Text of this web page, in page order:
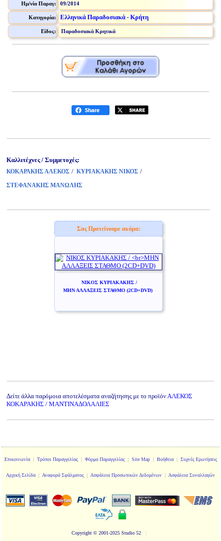
Ημ/νία Παραγ: 09/2014
Κατηγορία: Ελληνικά Παραδοσιακά - Κρήτη
Είδος: Παραδοσιακά Κρητικά
Καλλιτέχνες / Συμμετοχές:
ΚΟΚΑΡΑΚΗΣ ΑΛΕΚΟΣ / ΚΥΡΙΑΚΑΚΗΣ ΝΙΚΟΣ /
ΣΤΕΦΑΝΑΚΗΣ ΜΑΝΩΛΗΣ
Σας Προτείνουμε ακόμα:
ΝΙΚΟΣ ΚΥΡΙΑΚΑΚΗΣ /
ΜΗΝ ΑΛΛΑΞΕΙΣ ΣΤΑΘΜΟ (2CD+DVD)
Δείτε άλλα παρόμοια αποτελέσματα αναζήτησης με το προϊόνΑΛΕΚΟΣ
ΚΟΚΑΡΑΚΗΣ / ΜΑΝΤΙΝΑΔΟΛΑΛΙΕΣ
Επικοινωνία| Τρόποι Παραγγελίας| Φόρμα Παραγγελίας| Site Map| Βοήθεια| Συχνές Ερωτήσεις
Αρχική Σελίδα | Αναφορά Σφάλματος | Ασφάλεια Προσωπικών Δεδομένων | Ασφάλεια Συναλλαγών
Copyright © 2001-2025 Studio 52